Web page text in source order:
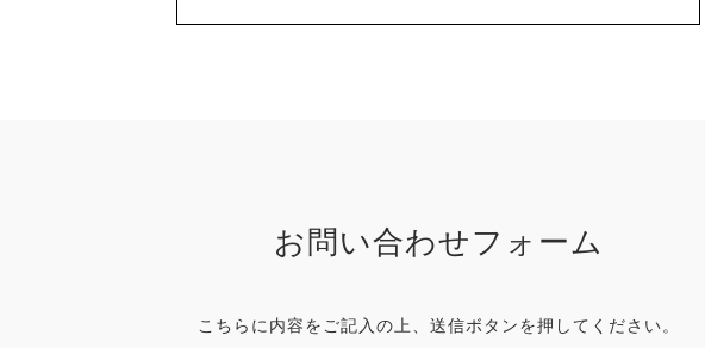
お問い合わせフォーム
こちらに内容をご記入の上、送信ボタンを押してください。